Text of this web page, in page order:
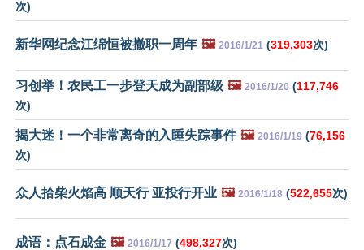
次)
新华网纪念江绵恒被撤职一周年 🖼️ 2016/1/21 (319,303次)
习创举！农民工一步登天成为副部级 🖼️ 2016/1/20 (117,746
次)
揭大迷！一个非常离奇的入睡失踪事件 🖼️ 2016/1/19 (76,156
次)
众人拾柴火焰高 顺天行 亚投行开业 🖼️ 2016/1/18 (522,655次)
成语：点石成金 🖼️ 2016/1/17 (498,327次)